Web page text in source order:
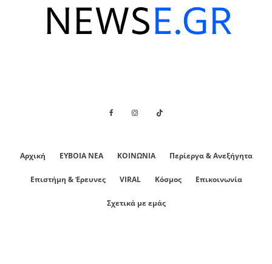
Αρχική ΕΥΒΟΙΑ ΝΕΑ ΚΟΙΝΩΝΙΑ Περίεργα & Ανεξήγητα
Επιστήμη & Έρευνες VIRAL Κόσμος Επικοινωνία
Σχετικά με εμάς